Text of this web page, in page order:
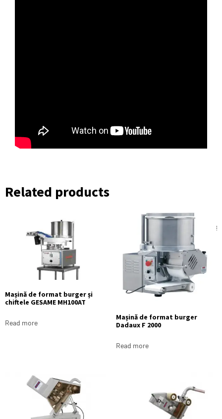
Related products
Mașină de format burger și
chiftele GESAME MH100AT
Read more
Mașină de format burger
Dadaux F 2000
Read more